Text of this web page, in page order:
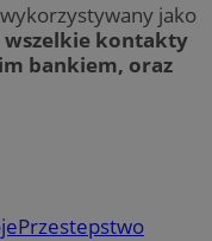
jako
kontakty
bankiem, oraz